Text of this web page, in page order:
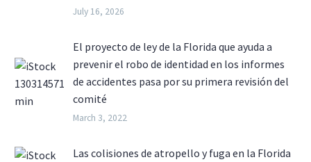
July 16, 2026
El proyecto de ley de la Florida que ayuda a
prevenir el robo de identidad en los informes
de accidentes pasa por su primera revisión del
comité
March 3, 2022
Las colisiones de atropello y fuga en la Florida